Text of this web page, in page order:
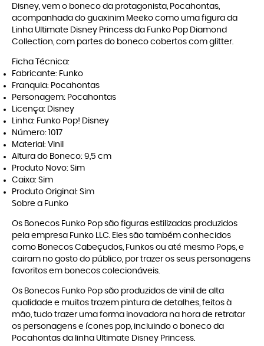
Disney, vem o boneco da protagonista, Pocahontas,
acompanhada do guaxinim Meeko como uma figura da
Linha Ultimate Disney Princess da Funko Pop Diamond
Collection, com partes do boneco cobertos com glitter.
Ficha Técnica:
Fabricante: Funko
Franquia: Pocahontas
Personagem: Pocahontas
Licença: Disney
Linha: Funko Pop! Disney
Número: 1017
Material: Vinil
Altura do Boneco: 9,5 cm
Produto Novo: Sim
Caixa: Sim
Produto Original: Sim
Sobre a Funko
Os Bonecos Funko Pop são figuras estilizadas produzidos
pela empresa Funko LLC. Eles são também conhecidos
como Bonecos Cabeçudos, Funkos ou até mesmo Pops, e
cairam no gosto do público, por trazer os seus personagens
favoritos em bonecos colecionáveis.
Os Bonecos Funko Pop são produzidos de vinil de alta
qualidade e muitos trazem pintura de detalhes, feitos à
mão, tudo trazer uma forma inovadora na hora de retratar
os personagens e ícones pop, incluindo o boneco da
Pocahontas da linha Ultimate Disney Princess.